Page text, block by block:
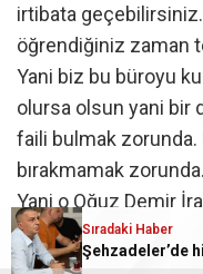
irtibata
öğrendiğiniz zaman
Yani biz bu büroyu
olursa olsun yani bir
faili bulmak zorunda.
bırakmamak
Yani o Oğuz Demir
Mutlaka bunu devlet
en azından onun
Sıradaki Haber